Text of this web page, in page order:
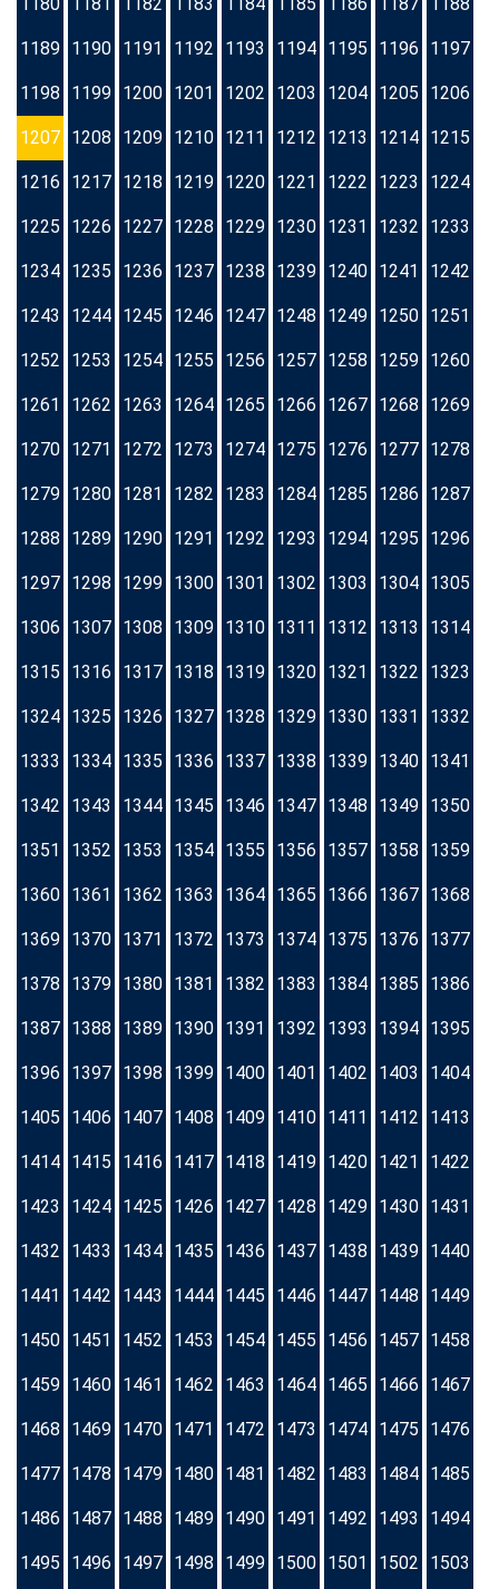
1189 1190 1191 1192 1193 1194 1195 1196 1197
1198 1199 1200 1201 1202 1203 1204 1205 1206
1207 1208 1209 1210 1211 1212 1213 1214 1215
1216 1217 1218 1219 1220 1221 1222 1223 1224
1225 1226 1227 1228 1229 1230 1231 1232 1233
1234 1235 1236 1237 1238 1239 1240 1241 1242
1243 1244 1245 1246 1247 1248 1249 1250 1251
1252 1253 1254 1255 1256 1257 1258 1259 1260
1261 1262 1263 1264 1265 1266 1267 1268 1269
1270 1271 1272 1273 1274 1275 1276 1277 1278
1279 1280 1281 1282 1283 1284 1285 1286 1287
1288 1289 1290 1291 1292 1293 1294 1295 1296
1297 1298 1299 1300 1301 1302 1303 1304 1305
1306 1307 1308 1309 1310 1311 1312 1313 1314
1315 1316 1317 1318 1319 1320 1321 1322 1323
1324 1325 1326 1327 1328 1329 1330 1331 1332
1333 1334 1335 1336 1337 1338 1339 1340 1341
1342 1343 1344 1345 1346 1347 1348 1349 1350
1351 1352 1353 1354 1355 1356 1357 1358 1359
1360 1361 1362 1363 1364 1365 1366 1367 1368
1369 1370 1371 1372 1373 1374 1375 1376 1377
1378 1379 1380 1381 1382 1383 1384 1385 1386
1387 1388 1389 1390 1391 1392 1393 1394 1395
1396 1397 1398 1399 1400 1401 1402 1403 1404
1405 1406 1407 1408 1409 1410 1411 1412 1413
1414 1415 1416 1417 1418 1419 1420 1421 1422
1423 1424 1425 1426 1427 1428 1429 1430 1431
1432 1433 1434 1435 1436 1437 1438 1439 1440
1441 1442 1443 1444 1445 1446 1447 1448 1449
1450 1451 1452 1453 1454 1455 1456 1457 1458
1459 1460 1461 1462 1463 1464 1465 1466 1467
1468 1469 1470 1471 1472 1473 1474 1475 1476
1477 1478 1479 1480 1481 1482 1483 1484 1485
1486 1487 1488 1489 1490 1491 1492 1493 1494
1495 1496 1497 1498 1499 1500 1501 1502 1503